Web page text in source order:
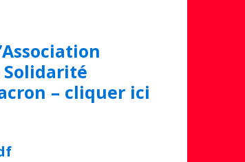
Solidarité
– cliquer ici